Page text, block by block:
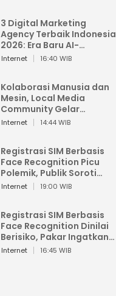
3 Digital Marketing
Agency Terbaik Indonesia
2026: Era Baru AI-
Powered Marketing
Internet 16:40 WIB
Kolaborasi Manusia dan
Mesin, Local Media
Community Gelar
Workshop Google AI
Internet 14:44 WIB
Registrasi SIM Berbasis
Face Recognition Picu
Polemik, Publik Soroti
Risiko Kebocoran Data
Internet 19:00 WIB
Registrasi SIM Berbasis
Face Recognition Dinilai
Berisiko, Pakar Ingatkan
Ancaman Privasi dan
Internet 16:45 WIB